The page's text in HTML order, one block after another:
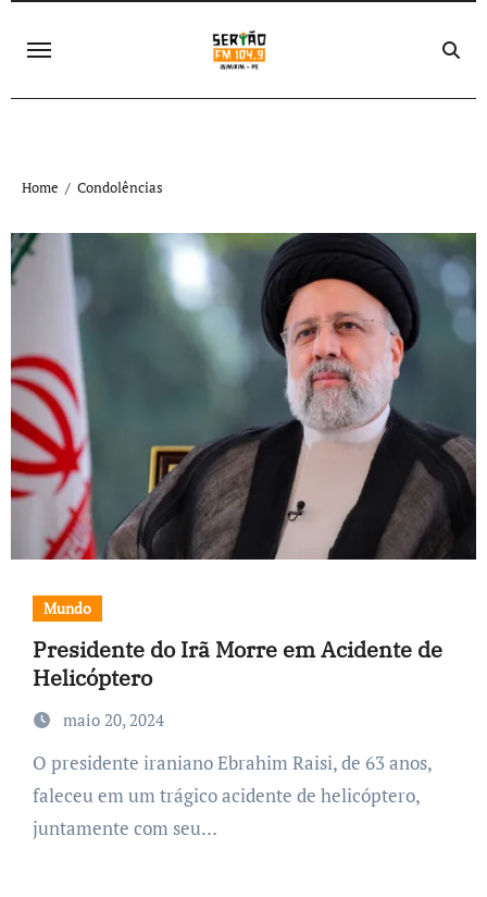
Home Condolências
Mundo
Presidente do Irã Morre em Acidente de
Helicóptero
maio 20, 2024
O presidente iraniano Ebrahim Raisi, de 63 anos,
faleceu em um trágico acidente de helicóptero,
juntamente com seu…